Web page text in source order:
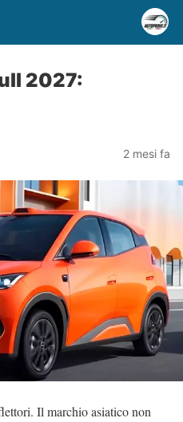
2027:
2 mesi fa
Il marchio asiatico non